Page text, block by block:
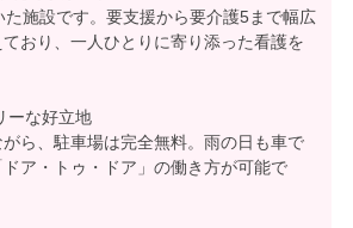
た施設です。要支援から要介護5まで幅広
おり、一人ひとりに寄り添った看護を
ーな好立地
ら、駐車場は完全無料。雨の日も車で
ア・トゥ・ドア」の働き方が可能で